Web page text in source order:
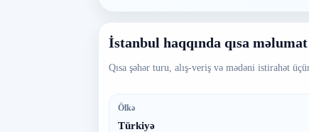
İstanbul haqqında qısa məlumat
Qısa şəhər turu, alış-veriş və mədəni istirahət
Ölkə
Türkiyə